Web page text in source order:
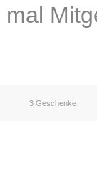
3 Geschenke